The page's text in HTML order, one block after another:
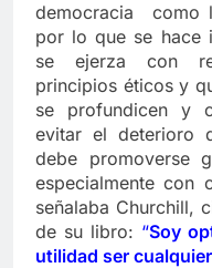
democracia como
por lo que se hace
se ejerza con
principios éticos y
se profundicen y
evitar el deterioro
debe promoverse
especialmente con
señalaba Churchill,
de su libro: “Soy
utilidad ser